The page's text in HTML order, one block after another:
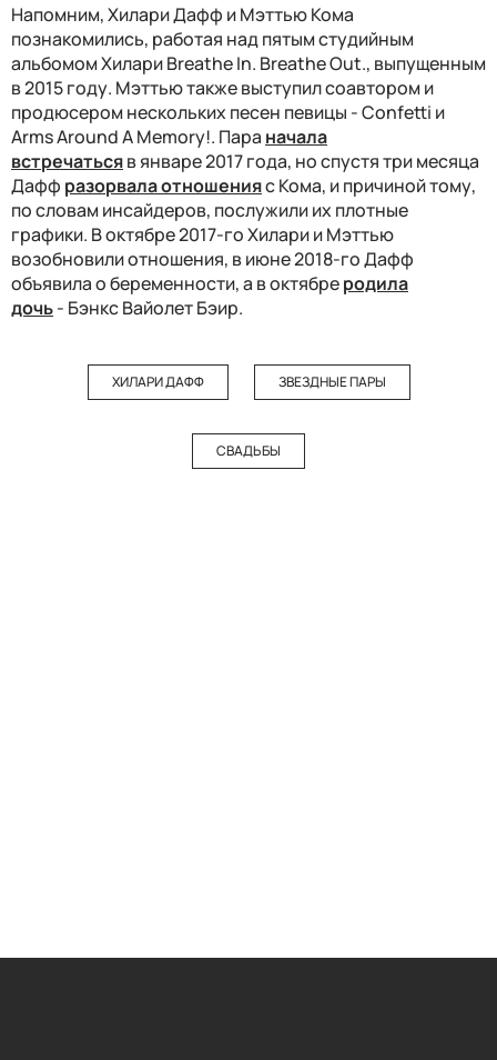
Напомним, Хилари Дафф и Мэттью Кома
познакомились, работая над пятым студийным
альбомом Хилари Breathe In. Breathe Out., выпущенным
в 2015 году. Мэттью также выступил соавтором и
продюсером нескольких песен певицы - Confetti и
Arms Around A Memory!. Пара начала
встречатьсяв январе 2017 года, но спустя три месяца
Дафф разорвала отношенияс Кома, и причиной тому,
по словам инсайдеров, послужили их плотные
графики. В октябре 2017-го Хилари и Мэттью
возобновили отношения, в июне 2018-го Дафф
объявила о беременности, а в октябреродила
дочь- Бэнкс Вайолет Бэир.
ХИЛАРИ ДАФФ ЗВЕЗДНЫЕ ПАРЫ
СВАДЬБЫ